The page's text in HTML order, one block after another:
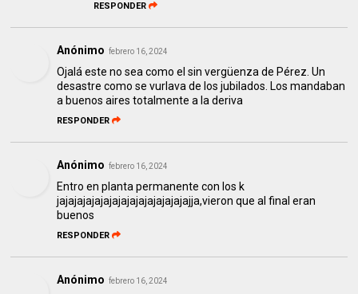
RESPONDER
Anónimo febrero 16, 2024
Ojalá este no sea como el sin vergüenza de Pérez. Un
desastre como se vurlava de los jubilados. Los mandaban
a buenos aires totalmente a la deriva
RESPONDER
Anónimo febrero 16, 2024
Entro en planta permanente con los k
jajajajajajajajajajajajajajajajja,vieron que al final eran
buenos
RESPONDER
Anónimo febrero 16, 2024